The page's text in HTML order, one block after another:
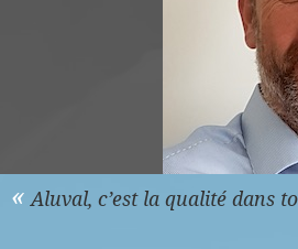
« Aluval, c’est la qualité dans